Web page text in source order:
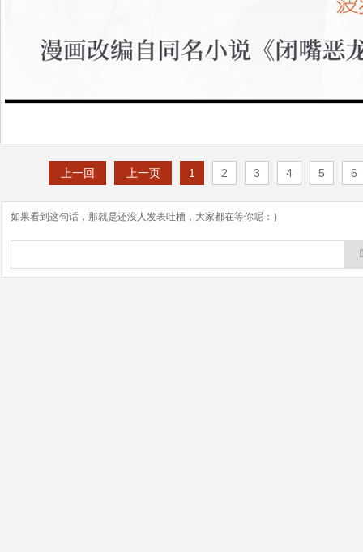
上一回 上一页 1 2 3 4 5 6
如果看到这句话，那就是还没人发表吐槽，大家都在等你呢：）